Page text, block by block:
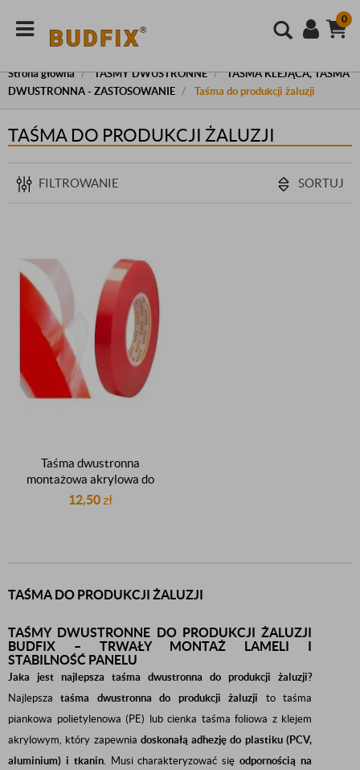
0
Strona główna TAŚMY DWUSTRONNE
TAŚMA KLEJĄCA, TAŚMA
DWUSTRONNA - ZASTOSOWANIE
Taśma do produkcji żaluzji
TAŚMA DO PRODUKCJI ŻALUZJI
FILTROWANIE SORTUJ
Taśma dwustronna
montażowa akrylowa do
produkcji żaluzji 6mm 50m
12,50zł
TAŚMA DO PRODUKCJI ŻALUZJI
TAŚMY DWUSTRONNE DO PRODUKCJI ŻALUZJI
BUDFIX – TRWAŁY MONTAŻ LAMELI I
STABILNOŚĆ PANELU
Jaka jest najlepsza taśma dwustronna do produkcji żaluzji?
Najlepszataśma dwustronna do produkcji żaluzji to taśma
piankowa polietylenowa (PE) lub cienka taśma foliowa z klejem
akrylowym, który zapewnia doskonałą adhezję do plastiku (PCV,
aluminium) i tkanin. Musi charakteryzować sięodpornością na